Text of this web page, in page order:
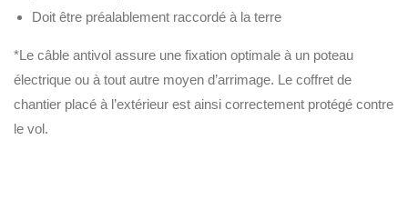
Doit être préalablement raccordé à la terre
*Le câble antivol assure une fixation optimale à un poteau
électrique ou à tout autre moyen d’arrimage. Le coffret de
chantier placé à l’extérieur est ainsi correctement protégé contre
le vol.